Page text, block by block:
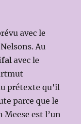
avec le
Au
avec le
prétexte qu’il
parce que le
est l’un